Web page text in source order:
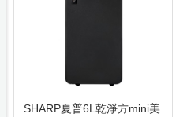
SHARP夏普6L乾淨方mini美